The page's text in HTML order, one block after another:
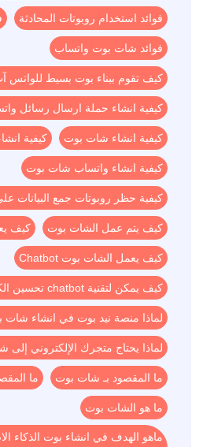
فوائد استخدام روبوتات المحادثة
فوائد شات بوت واتساب
كيف تقوم ببناء بوت بسيط للواتس
كيفية انشاء حملة ارسال رسائل
كيفية انشاء شات بوت كيفية
كيفية انشاء واتساب شات بوت
كيفية حظر روبوتات جمع البيانات
كيف يتم عمل الشات بوت كيف
كيف يعمل الشات بوت Chatbot
كيف يمكن لتقنية chatbot تحسين الكفاءة في خدمة العملاء
لماذا منصة نيد بوت في انشاء شات
لماذا يحتاج متجرك الإلكتروني
ما المقصود بـ شات بوت ما
ما هو الشات بوت
ماهو الهدف في انشاء بوت الذكاء